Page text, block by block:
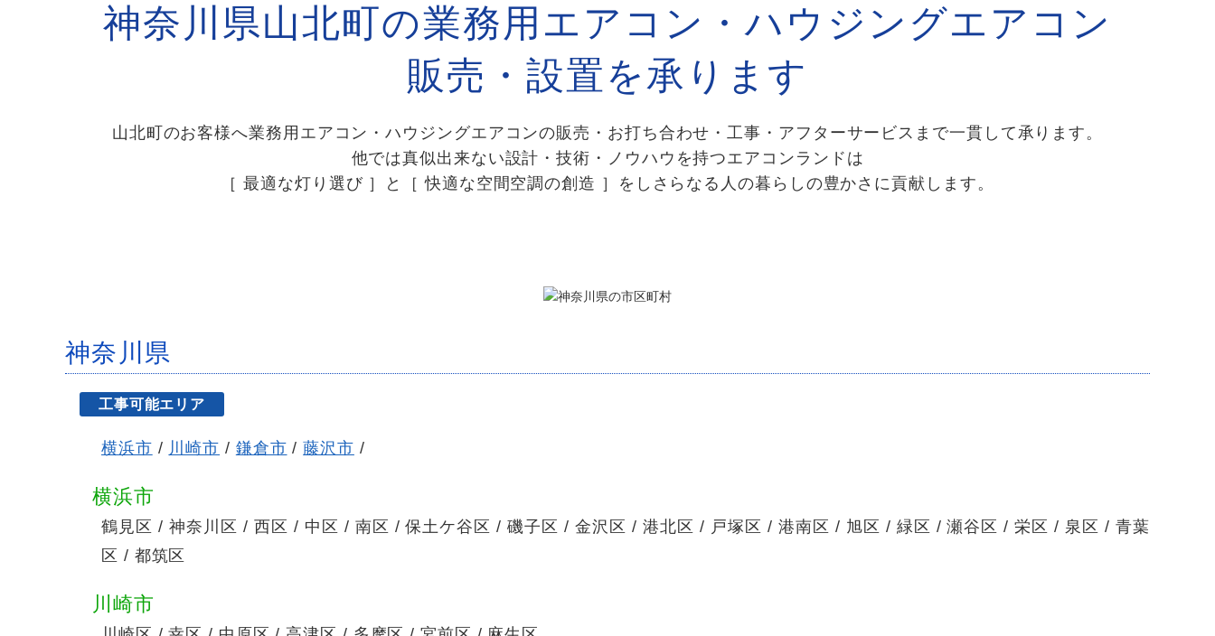
神奈川県山北町の業務用エアコン・ハウジングエアコン
販売・設置を承ります
山北町のお客様へ業務用エアコン・ハウジングエアコンの販売・お打ち合わせ・工事・アフターサービスまで一貫して承ります。
他では真似出来ない設計・技術・ノウハウを持つエアコンランドは
［ 最適な灯り選び ］と［ 快適な空間空調の創造 ］をしさらなる人の暮らしの豊かさに貢献します。
神奈川県
工事可能エリア
横浜市 / 川崎市 / 鎌倉市 /藤沢市 /
横浜市
鶴見区 / 神奈川区 / 西区 / 中区 / 南区 / 保土ケ谷区 / 磯子区 / 金沢区 / 港北区 / 戸塚区 / 港南区 / 旭区 / 緑区 / 瀬谷区 / 栄区 / 泉区 / 青葉
区 / 都筑区
川崎市